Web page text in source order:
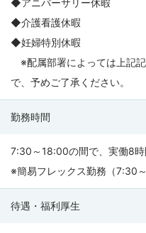
◆アニバーサリー休暇
◆介護看護休暇
◆妊婦特別休暇
※配属部署によっては上記
で、予めご了承ください。
勤務時間
7:30～18:00の間で、実働8時
※簡易フレックス勤務（7:30
待遇・福利厚生